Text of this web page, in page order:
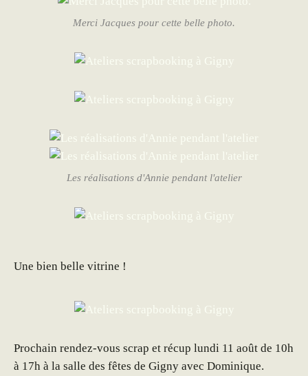
Merci Jacques pour cette belle photo.
Les réalisations d'Annie pendant l'atelier
Une bien belle vitrine !
Prochain rendez-vous scrap et récup lundi 11 août de 10h
à 17h à la salle des fêtes de Gigny avec Dominique.